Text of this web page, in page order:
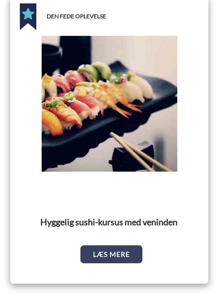
DEN FEDE OPLEVELSE
Hyggelig sushi-kursus med veninden
LÆS MERE